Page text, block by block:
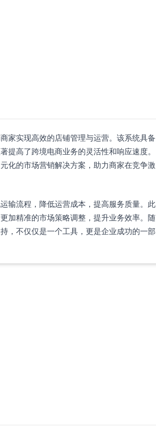
家实现高效的店铺管理与运营。该系统具备
提高了跨境电商业务的灵活性和响应速度。
化的市场营销解决方案，助力商家在竞争激
输流程，降低运营成本，提高服务质量。此
加精准的市场策略调整，提升业务效率。随
，不仅仅是一个工具，更是企业成功的一部